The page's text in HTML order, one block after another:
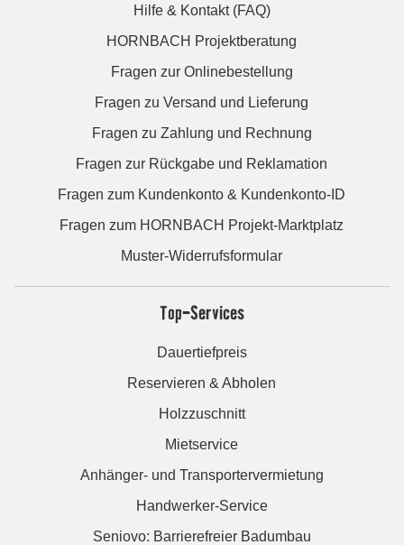
Hilfe & Kontakt (FAQ)
HORNBACH Projektberatung
Fragen zur Onlinebestellung
Fragen zu Versand und Lieferung
Fragen zu Zahlung und Rechnung
Fragen zur Rückgabe und Reklamation
Fragen zum Kundenkonto & Kundenkonto-ID
Fragen zum HORNBACH Projekt-Marktplatz
Muster-Widerrufsformular
Top-Services
Dauertiefpreis
Reservieren & Abholen
Holzzuschnitt
Mietservice
Anhänger- und Transportervermietung
Handwerker-Service
Seniovo: Barrierefreier Badumbau